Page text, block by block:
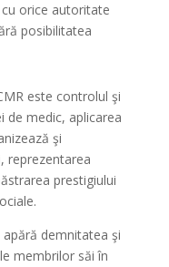
orice autoritate
posibilitatea
este controlul şi
de medic, aplicarea
şi
reprezentarea
prestigiului
demnitatea şi
membrilor săi în